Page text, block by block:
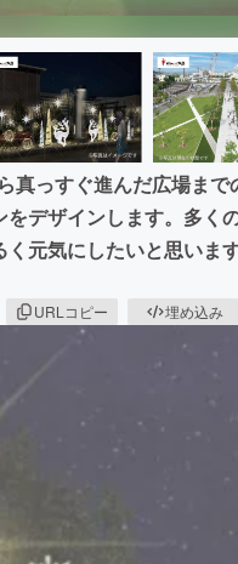
真っすぐ進んだ広場ま
デザインします。多く
元気にしたいと思いま
URLコピー 埋め込み